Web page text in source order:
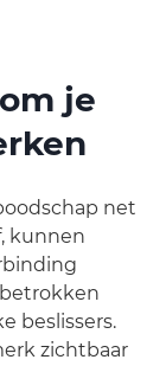
je
net
kunnen
beslissers.
zichtbaar